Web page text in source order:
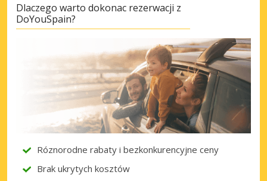
Najlepsze oszczędności
Uzyskaj dostęp do ekskluzywnych ofert
partnerów
Zaloguj się przez eLink
Dlaczego warto dokonac rezerwacji z
DoYouSpain?
Róznorodne rabaty i bezkonkurencyjne ceny
Brak ukrytych kosztów